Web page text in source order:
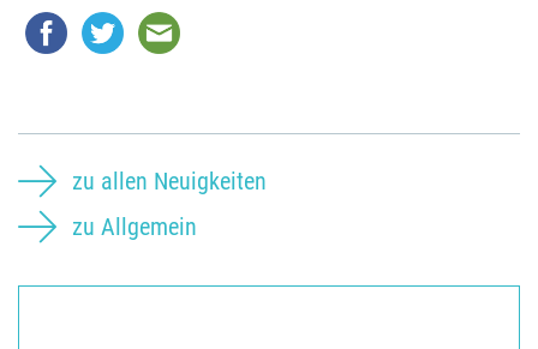
zu allen Neuigkeiten
zu Allgemein